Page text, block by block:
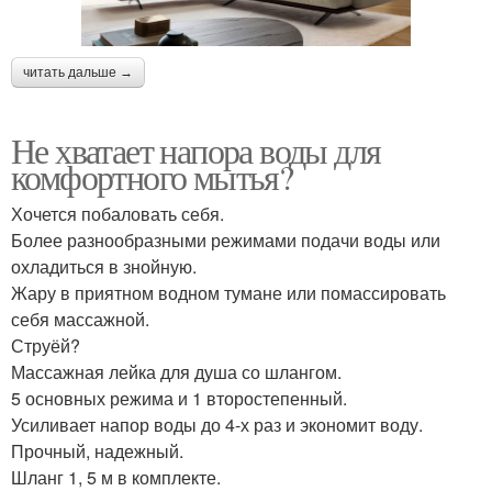
читать дальше →
Не хватает напора воды для
комфортного мытья?
Хочется побаловать себя.
Более разнообразными режимами подачи воды или
охладиться в знойную.
Жару в приятном водном тумане или помассировать
себя массажной.
Струёй?
Массажная лейка для душа со шлангом.
5 основных режима и 1 второстепенный.
Усиливает напор воды до 4-х раз и экономит воду.
Прочный, надежный.
Шланг 1, 5 м в комплекте.